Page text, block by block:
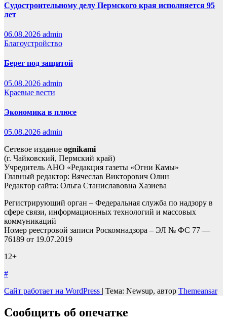
Судостроительному делу Пермского края исполняется 95
лет
06.08.2026 admin
Благоустройство
Берег под защитой
05.08.2026 admin
Краевые вести
Экономика в плюсе
05.08.2026 admin
Сетевое издание ognikami
(г. Чайковский, Пермский край)
Учредитель АНО «Редакция газеты «Огни Камы»
Главный редактор: Вячеслав Викторович Олин
Редактор сайта: Ольга Станиславовна Хазиева
Регистрирующий орган – Федеральная служба по надзору в
сфере связи, информационных технологий и массовых
коммуникаций
Номер реестровой записи Роскомнадзора – ЭЛ № ФС 77 —
76189 от 19.07.2019
12+
#
Сайт работает на WordPress | Тема: Newsup, автор Themeansar
Сообщить об опечатке